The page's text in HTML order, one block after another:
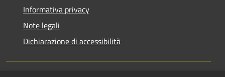
Informativa privacy
Note legali
Dichiarazione di accessibilità